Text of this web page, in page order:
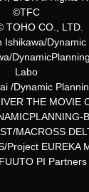
©TFC
TOHO CO., LTD.
Ishikawa/Dynamic
Labo
/Dynamic
THE MOVIE
MACROSS
Project EUREKA
PI Partners